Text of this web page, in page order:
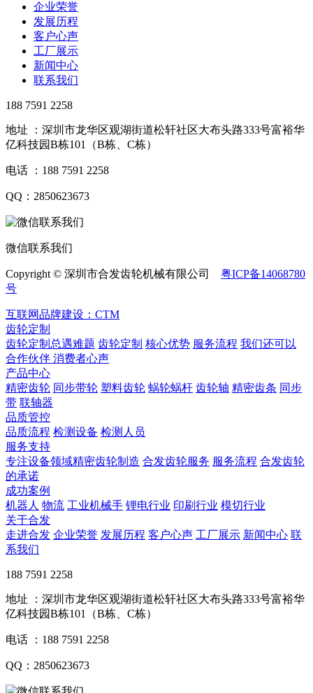
企业荣誉
发展历程
客户心声
工厂展示
新闻中心
联系我们
188 7591 2258
地址 ：深圳市龙华区观湖街道松轩社区大布头路333号富裕华
亿科技园B栋101（B栋、C栋）
电话 ：188 7591 2258
QQ：2850623673
微信联系我们
Copyright © 深圳市合发齿轮机械有限公司 粤ICP备14068780
号
互联网品牌建设：CTM
齿轮定制
齿轮定制总遇难题 齿轮定制 核心优势 服务流程 我们还可以
合作伙伴 ​ 消费者心声
产品中心
精密齿轮 同步带轮 塑料齿轮 蜗轮蜗杆 齿轮轴 精密齿条 同步
带 联轴器
品质管控
品质流程 检测设备 检测人员
服务支持
专注设备领域精密齿轮制造 合发齿轮服务 服务流程 合发齿轮
的承诺
成功案例
机器人 物流 工业机械手 锂电行业 印刷行业 模切行业
关于合发
走进合发 企业荣誉 发展历程 客户心声 工厂展示 新闻中心 联
系我们
188 7591 2258
地址 ：深圳市龙华区观湖街道松轩社区大布头路333号富裕华
亿科技园B栋101（B栋、C栋）
电话 ：188 7591 2258
QQ：2850623673